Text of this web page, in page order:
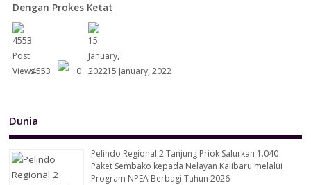
Dengan Prokes Ketat
4553 0 15 January, 2022
Dunia
Pelindo Regional 2 Tanjung Priok Salurkan 1.040
Paket Sembako kepada Nelayan Kalibaru melalui
Program NPEA Berbagi Tahun 2026